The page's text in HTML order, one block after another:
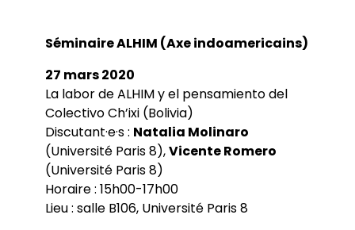
Séminaire ALHIM (Axe indoamericains)
27 mars 2020
La labor de ALHIM y el pensamiento del
Colectivo Ch’ixi (Bolivia)
Discutant·e·s : Natalia Molinaro
(Université Paris 8),Vicente Romero
(Université Paris 8)
Horaire : 15h00-17h00
Lieu : salle B106, Université Paris 8